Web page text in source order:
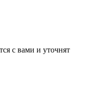
с вами и уточнят